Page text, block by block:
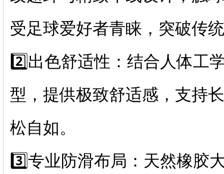
受足球爱好者青睐，突破传
2️⃣出色舒适性：结合人体工
型，提供极致舒适感，支持
松自如。
3️⃣专业防滑布局：天然橡胶